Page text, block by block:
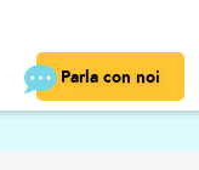
Parla con noi